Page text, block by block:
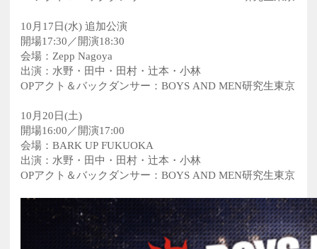
10月17日(水) 追加公演
開場17:30／開演18:30
会場：Zepp Nagoya
出演：水野・田中・田村・辻本・小林
OPアクト＆バックダンサー：BOYS AND MEN研究生東京
10月20日(土)
開場16:00／開演17:00
会場：BARK UP FUKUOKA
出演：水野・田中・田村・辻本・小林
OPアクト＆バックダンサー：BOYS AND MEN研究生東京